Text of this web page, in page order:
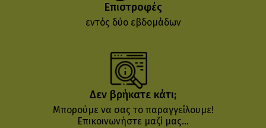
Επιστροφές
εντός δύο εβδομάδων
Δεν βρήκατε κάτι;
Μπορούμε να σας το παραγγείλουμε!
Επικοινωνήστε μαζί μας...